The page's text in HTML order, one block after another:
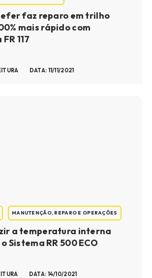
faz reparo em trilho
mais rápido com
117
DATA: 11/11/2021
MANUTENÇÃO, REPARO E OPERAÇÕES
a temperatura interna
Sistema RR 500 ECO
DATA: 14/10/2021